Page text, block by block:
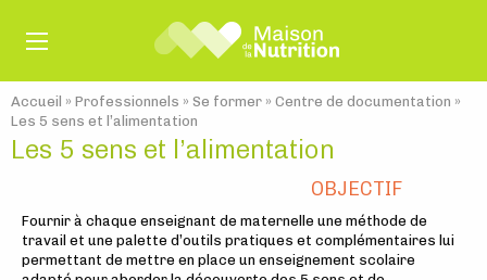
Accueil » Professionnels » Se former » Centre de documentation »
Les 5 sens et l’alimentation
Les 5 sens et l’alimentation
OBJECTIF
Fournir à chaque enseignant de maternelle une méthode de
travail et une palette d’outils pratiques et complémentaires lui
permettant de mettre en place un enseignement scolaire